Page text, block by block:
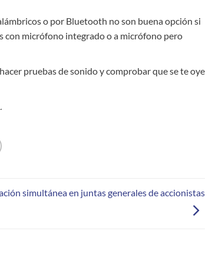
o por Bluetooth no son buena opción si
con micrófono integrado o a micrófono pero
pruebas de sonido y comprobar que se te oye
simultánea en juntas generales de accionistas